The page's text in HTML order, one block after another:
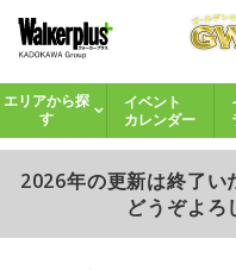
エリアから探
す
イベント
カレンダー
2026年の更新は終了い
どうぞよろ